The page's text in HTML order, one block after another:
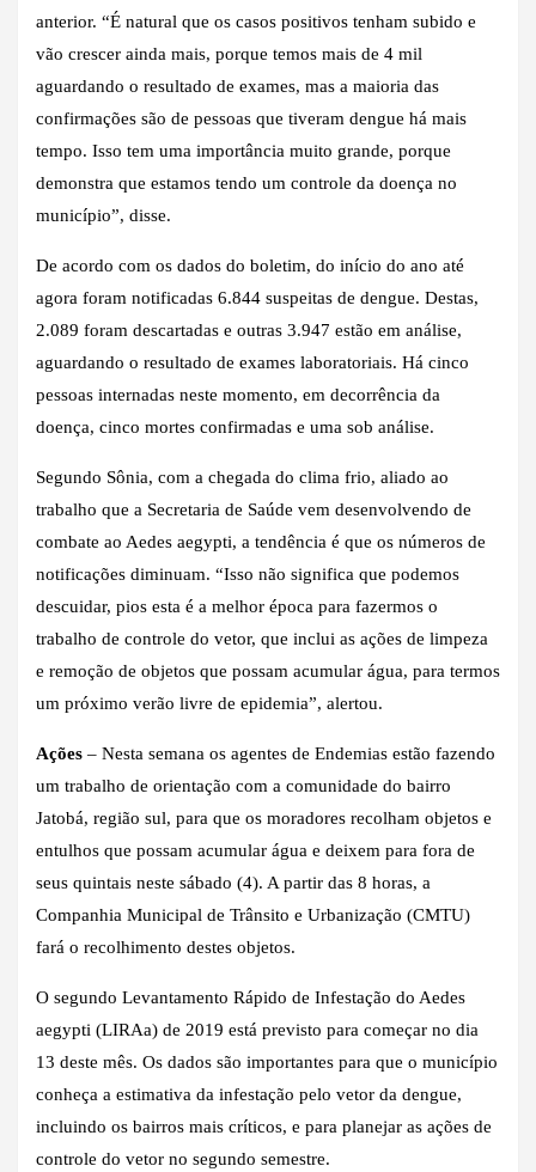
anterior. “É natural que os casos positivos tenham subido e
vão crescer ainda mais, porque temos mais de 4 mil
aguardando o resultado de exames, mas a maioria das
confirmações são de pessoas que tiveram dengue há mais
tempo. Isso tem uma importância muito grande, porque
demonstra que estamos tendo um controle da doença no
município”, disse.
De acordo com os dados do boletim, do início do ano até
agora foram notificadas 6.844 suspeitas de dengue. Destas,
2.089 foram descartadas e outras 3.947 estão em análise,
aguardando o resultado de exames laboratoriais. Há cinco
pessoas internadas neste momento, em decorrência da
doença, cinco mortes confirmadas e uma sob análise.
Segundo Sônia, com a chegada do clima frio, aliado ao
trabalho que a Secretaria de Saúde vem desenvolvendo de
combate ao Aedes aegypti, a tendência é que os números de
notificações diminuam. “Isso não significa que podemos
descuidar, pios esta é a melhor época para fazermos o
trabalho de controle do vetor, que inclui as ações de limpeza
e remoção de objetos que possam acumular água, para termos
um próximo verão livre de epidemia”, alertou.
Ações – Nesta semana os agentes de Endemias estão fazendo
um trabalho de orientação com a comunidade do bairro
Jatobá, região sul, para que os moradores recolham objetos e
entulhos que possam acumular água e deixem para fora de
seus quintais neste sábado (4). A partir das 8 horas, a
Companhia Municipal de Trânsito e Urbanização (CMTU)
fará o recolhimento destes objetos.
O segundo Levantamento Rápido de Infestação do Aedes
aegypti (LIRAa) de 2019 está previsto para começar no dia
13 deste mês. Os dados são importantes para que o município
conheça a estimativa da infestação pelo vetor da dengue,
incluindo os bairros mais críticos, e para planejar as ações de
controle do vetor no segundo semestre.